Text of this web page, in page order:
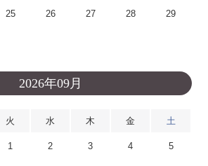
25 26 27 28 29
2026年09月
火 水 木 金 土
1 2 3 4 5